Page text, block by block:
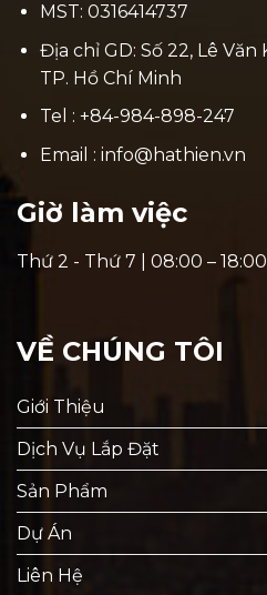
MST: 0316414737
Địa chỉ GD: Số 22, Lê
TP. Hồ Chí Minh
Tel : +84-984-898-247
Email : info@hathien.vn
Giờ làm việc
Thứ 2 - Thứ 7 | 08:00 – 18:00
VỀ CHÚNG TÔI
Giới Thiệu
Dịch Vụ Lắp Đặt
Sản Phẩm
Dự Án
Liên Hệ